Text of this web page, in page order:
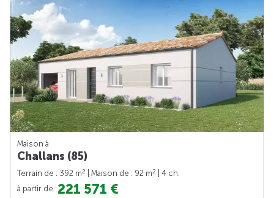
Maison à
Challans (85)
Terrain de : 392 m2 | Maison de : 92 m2
| 4 ch.
à partir de 221 571 €